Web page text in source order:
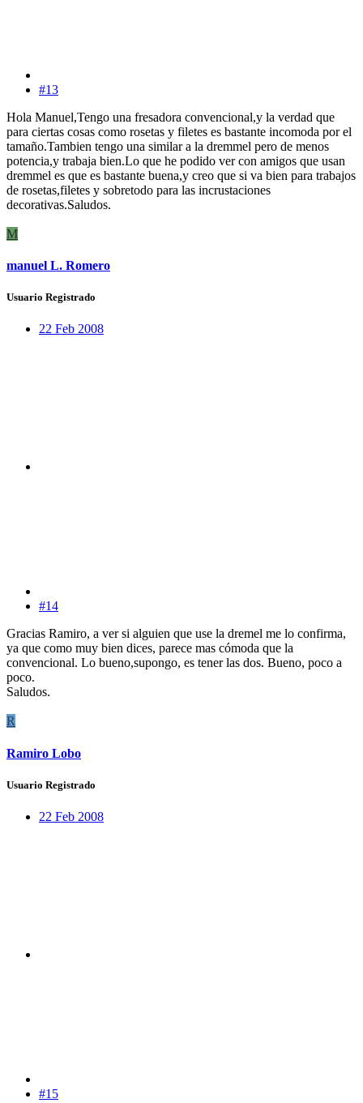
#13
Hola Manuel,Tengo una fresadora convencional,y la verdad que
para ciertas cosas como rosetas y filetes es bastante incomoda por el
tamaño.Tambien tengo una similar a la dremmel pero de menos
potencia,y trabaja bien.Lo que he podido ver con amigos que usan
dremmel es que es bastante buena,y creo que si va bien para trabajos
de rosetas,filetes y sobretodo para las incrustaciones
decorativas.Saludos.
M
manuel L. Romero
Usuario Registrado
22 Feb 2008
#14
Gracias Ramiro, a ver si alguien que use la dremel me lo confirma,
ya que como muy bien dices, parece mas cómoda que la
convencional. Lo bueno,supongo, es tener las dos. Bueno, poco a
poco.
Saludos.
R
Ramiro Lobo
Usuario Registrado
22 Feb 2008
#15